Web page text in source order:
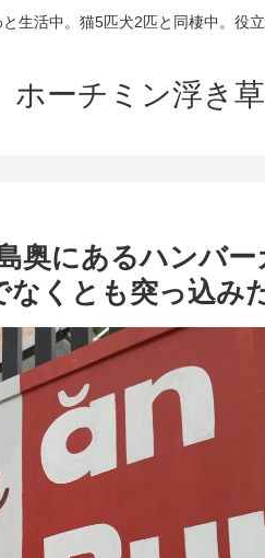
生活中。猫5匹犬2匹と同棲中。役
ホーチミン浮き
奥にあるハンバー
くとも突っ込み